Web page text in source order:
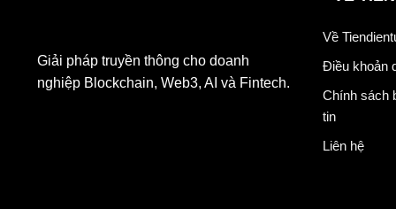
Giải pháp truyền thông cho doanh
nghiệp Blockchain, Web3, AI và
Về
Điều khoản
Chính sách
tin
Liên hệ